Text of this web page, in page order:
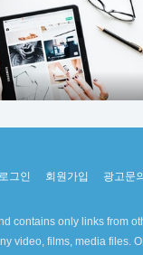
로그인 회원가입 광고문의
contains only links from
video, films, media files.